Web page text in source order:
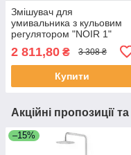
Змішувач для
умивальника з кульовим
регулятором "NOIR 1"
2 811,80 ₴ 3 308 ₴
Купити
Акційні пропозиції
–15%